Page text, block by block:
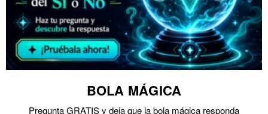
BOLA MÁGICA
Pregunta GRATIS y deja que la bola mágica responda